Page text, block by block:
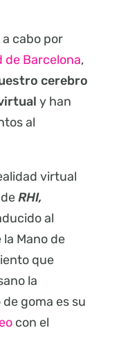
cabo por
de Barcelona,
cerebro
y han
al
virtual
RHI,
al
Mano de
que
la
goma es su
con el